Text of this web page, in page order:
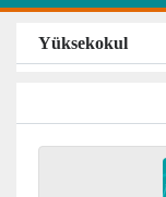
Yüksekokul